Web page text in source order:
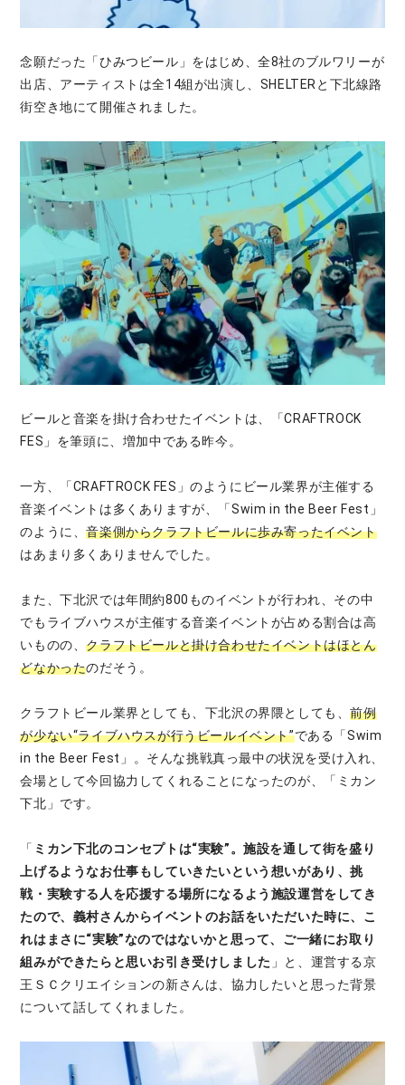
念願だった「ひみつビール」をはじめ、全8社のブルワリーが
出店、アーティストは全14組が出演し、SHELTERと下北線路
街空き地にて開催されました。
ビールと音楽を掛け合わせたイベントは、「CRAFTROCK
FES」を筆頭に、増加中である昨今。
一方、「CRAFTROCK FES」のようにビール業界が主催する
音楽イベントは多くありますが、「Swim in the Beer Fest」
のように、音楽側からクラフトビールに歩み寄ったイベント
はあまり多くありませんでした。
また、下北沢では年間約800ものイベントが行われ、その中
でもライブハウスが主催する音楽イベントが占める割合は高
いものの、クラフトビールと掛け合わせたイベントはほとん
どなかったのだそう。
クラフトビール業界としても、下北沢の界隈としても、前例
が少ない“ライブハウスが行うビールイベント”である「Swim
in the Beer Fest」。そんな挑戦真っ最中の状況を受け入れ、
会場として今回協力してくれることになったのが、「ミカン
下北」です。
「 ミカン下北のコンセプトは“実験”。施設を通して街を盛り
上げるようなお仕事もしていきたいという想いがあり、挑
戦・実験する人を応援する場所になるよう施設運営をしてき
たので、義村さんからイベントのお話をいただいた時に、こ
れはまさに“実験”なのではないかと思って、ご一緒にお取り
組みができたらと思いお引き受けしました 」と、運営する京
王ＳＣクリエイションの新さんは、協力したいと思った背景
について話してくれました。